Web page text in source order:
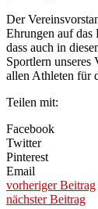
Der
Ehrungen auf das
dass auch in
Sportlern unseres
allen Athleten für
Teilen mit:
Facebook
Twitter
Pinterest
Email
vorheriger Beitrag
nächster Beitrag